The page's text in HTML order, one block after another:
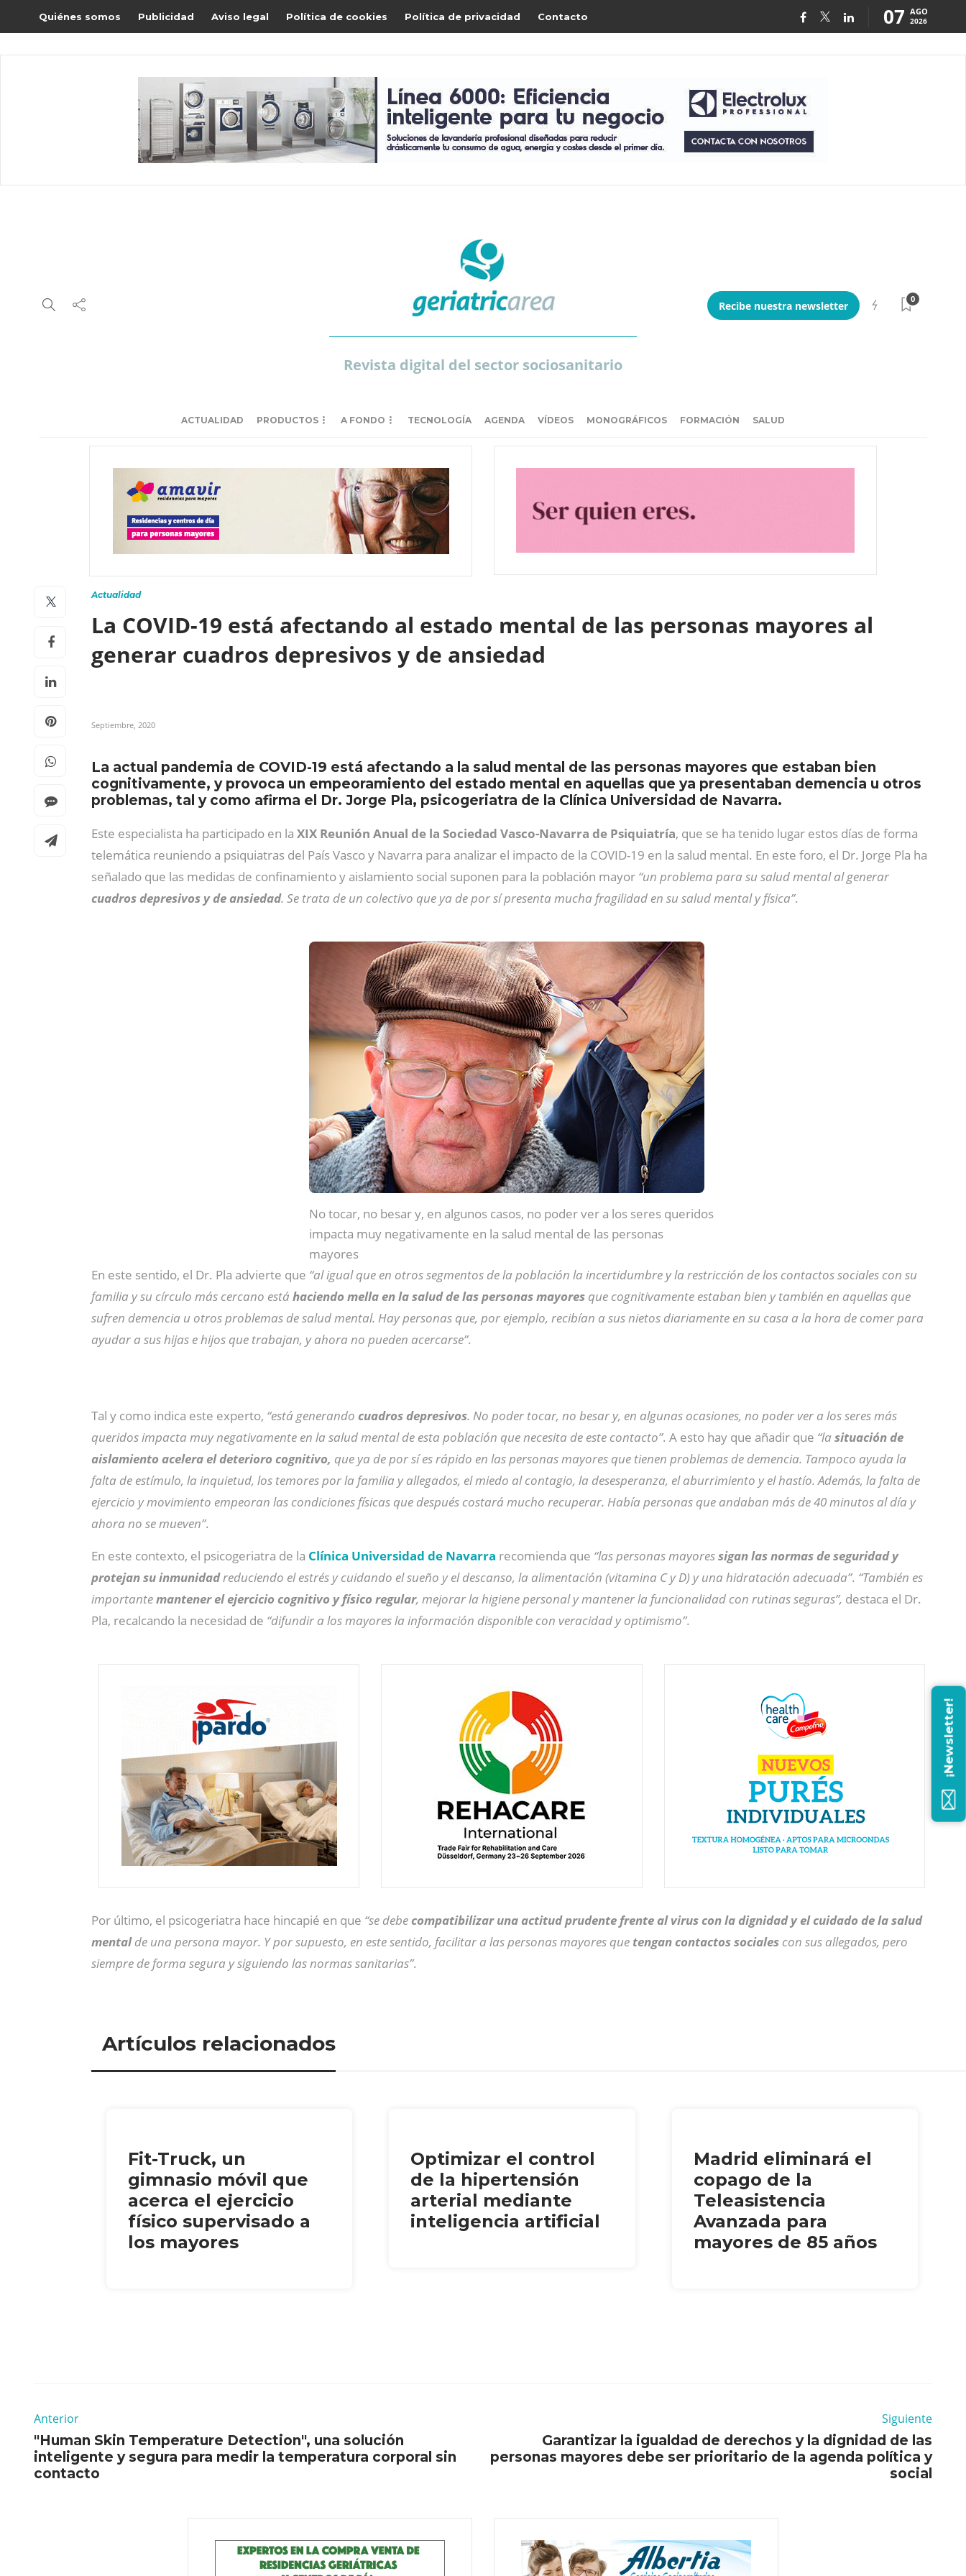
Quiénes somos Publicidad Aviso legal Política de cookies Política de privacidad Contacto 07 AGO
2026
Revista digital del sector sociosanitario
Recibe nuestra newsletter
0
ACTUALIDAD PRODUCTOS A FONDO TECNOLOGÍA AGENDA VÍDEOS MONOGRÁFICOS FORMACIÓN SALUD
Actualidad
La COVID-19 está afectando al estado mental de las personas mayores al
generar cuadros depresivos y de ansiedad
Septiembre, 2020
La actual pandemia de COVID-19 está afectando a la salud mental de las personas mayores que estaban bien
cognitivamente, y provoca un empeoramiento del estado mental en aquellas que ya presentaban demencia u otros
problemas, tal y como afirma el Dr. Jorge Pla, psicogeriatra de la Clínica Universidad de Navarra.
Este especialista ha participado en la XIX Reunión Anual de la Sociedad Vasco-Navarra de Psiquiatría, que se ha tenido lugar estos días de forma
telemática reuniendo a psiquiatras del País Vasco y Navarra para analizar el impacto de la COVID-19 en la salud mental. En este foro, el Dr. Jorge Pla ha
señalado que las medidas de confinamiento y aislamiento social suponen para la población mayor “un problema para su salud mental al generar
cuadros depresivos y de ansiedad. Se trata de un colectivo que ya de por sí presenta mucha fragilidad en su salud mental y física”.
No tocar, no besar y, en algunos casos, no poder ver a los seres queridos
impacta muy negativamente en la salud mental de las personas
mayores
En este sentido, el Dr. Pla advierte que “al igual que en otros segmentos de la población la incertidumbre y la restricción de los contactos sociales con su
familia y su círculo más cercano está haciendo mella en la salud de las personas mayores que cognitivamente estaban bien y también en aquellas que
sufren demencia u otros problemas de salud mental. Hay personas que, por ejemplo, recibían a sus nietos diariamente en su casa a la hora de comer para
ayudar a sus hijas e hijos que trabajan, y ahora no pueden acercarse”.
Tal y como indica este experto, “está generando cuadros depresivos. No poder tocar, no besar y, en algunas ocasiones, no poder ver a los seres más
queridos impacta muy negativamente en la salud mental de esta población que necesita de este contacto”. A esto hay que añadir que “la situación de
aislamiento acelera el deterioro cognitivo, que ya de por sí es rápido en las personas mayores que tienen problemas de demencia. Tampoco ayuda la
falta de estímulo, la inquietud, los temores por la familia y allegados, el miedo al contagio, la desesperanza, el aburrimiento y el hastío. Además, la falta de
ejercicio y movimiento empeoran las condiciones físicas que después costará mucho recuperar. Había personas que andaban más de 40 minutos al día y
ahora no se mueven”.
En este contexto, el psicogeriatra de la Clínica Universidad de Navarra recomienda que “las personas mayoressigan las normas de seguridad y
protejan su inmunidadreduciendo el estrés y cuidando el sueño y el descanso, la alimentación (vitamina C y D) y una hidratación adecuada”. “También es
importantemantener el ejercicio cognitivo y físico regular, mejorar la higiene personal y mantener la funcionalidad con rutinas seguras”, destaca el Dr.
Pla, recalcando la necesidad de “difundir a los mayores la información disponible con veracidad y optimismo”.
Por último, el psicogeriatra hace hincapié en que “se debecompatibilizar una actitud prudente frente al virus con la dignidad y el cuidado de la salud
mentalde una persona mayor. Y por supuesto, en este sentido, facilitar a las personas mayores que tengan contactos sociales con sus allegados, pero
siempre de forma segura y siguiendo las normas sanitarias”.
Artículos relacionados
Fit-Truck, un
gimnasio móvil que
acerca el ejercicio
físico supervisado a
los mayores
Optimizar el control
de la hipertensión
arterial mediante
inteligencia artificial
Madrid eliminará el
copago de la
Teleasistencia
Avanzada para
mayores de 85 años
Anterior
"Human Skin Temperature Detection", una solución
inteligente y segura para medir la temperatura corporal sin
contacto
Siguiente
Garantizar la igualdad de derechos y la dignidad de las
personas mayores debe ser prioritario de la agenda política y
social
¡Newsletter!